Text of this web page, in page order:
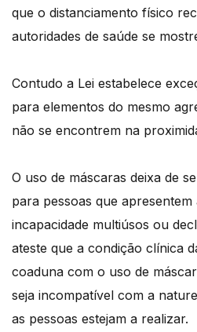
que o distanciamento físico
autoridades de saúde se
Contudo a Lei estabelece
para elementos do mesmo
não se encontrem na
O uso de máscaras deixa de
para pessoas que apresentem
incapacidade multiúsos ou
ateste que a condição clínica
coaduna com o uso de
seja incompatível com a
as pessoas estejam a realizar.